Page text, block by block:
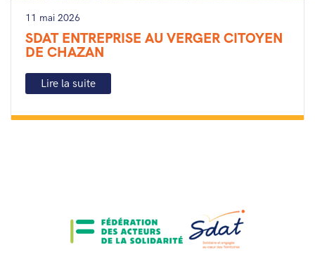
11 mai 2026
SDAT ENTREPRISE AU VERGER CITOYEN
DE CHAZAN
Lire la suite